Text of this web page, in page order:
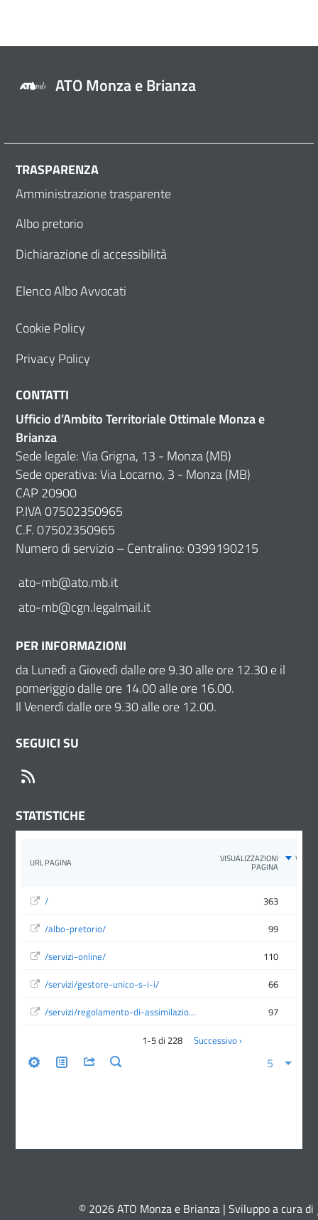
ATO Monza e Brianza
TRASPARENZA
Amministrazione trasparente
Albo pretorio
Dichiarazione di accessibilità
Elenco Albo Avvocati
Cookie Policy
Privacy Policy
CONTATTI
Ufficio d’Ambito Territoriale Ottimale Monza e
Brianza
Sede legale: Via Grigna, 13 - Monza (MB)
Sede operativa: Via Locarno, 3 - Monza (MB)
CAP 20900
P.IVA 07502350965
C.F. 07502350965
Numero di servizio – Centralino: 0399190215
ato-mb@ato.mb.it
ato-mb@cgn.legalmail.it
PER INFORMAZIONI
da Lunedì a Giovedì dalle ore 9.30 alle ore 12.30 e il
pomeriggio dalle ore 14.00 alle ore 16.00.
Il Venerdì dalle ore 9.30 alle ore 12.00.
SEGUICI SU
STATISTICHE
© 2026 ATO Monza e Brianza | Sviluppo a cura di